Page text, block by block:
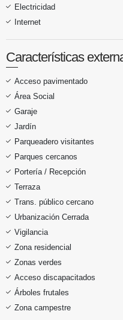
Electricidad
Internet
Características
Acceso pavimentado
Área Social
Garaje
Jardín
Parqueadero visitantes
Parques cercanos
Portería / Recepción
Terraza
Trans. público cercano
Urbanización Cerrada
Vigilancia
Zona residencial
Zonas verdes
Acceso discapacitados
Árboles frutales
Zona campestre